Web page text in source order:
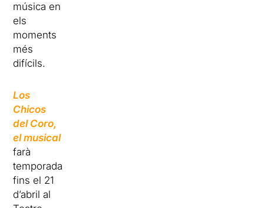
música en
els
moments
més
difícils.
Los
Chicos
del Coro,
el musical
farà
temporada
fins el 21
d’abril al